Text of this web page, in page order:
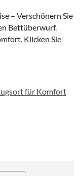
– Verschönern Sie
Bettüberwurf.
Klicken Sie
für Komfort